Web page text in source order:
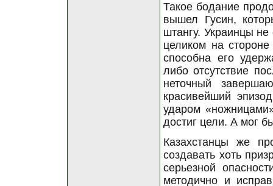
Такое бодание
вышел Гусин,
штангу. Украинцы
целиком на
способна его
либо отсутствие
неточный
красивейший
ударом
достиг цели. А мог
Казахстанцы же
создавать хоть
серьезной
методично и